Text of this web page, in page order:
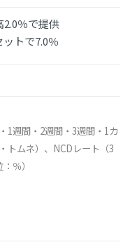
％で提供
トで7.0％
1週間・2週間・3週間・1カ
トムネ）、NCDレート（3
％）